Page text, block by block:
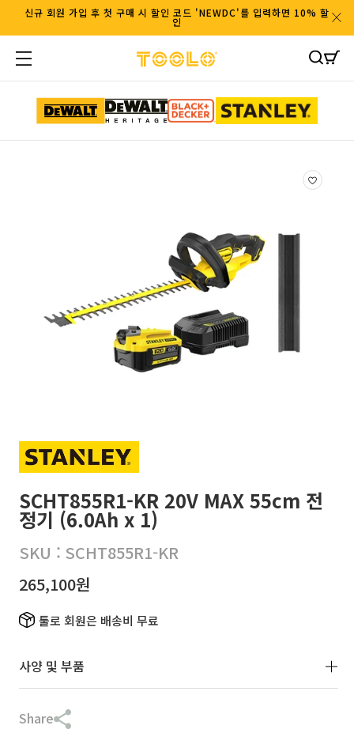
콘텐츠
신규 회원 가입 후 첫 구매 시 할인 코드 'NEWDC'를 입력하면 10% 할
인
카
SCHT855R1-KR 20V MAX 55cm 전
정기 (6.0Ah x 1)
SKU : SCHT855R1-KR
정
265,100원
툴로 회원은 배송비 무료
사양 및 부품
Share